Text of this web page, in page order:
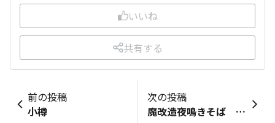
いいね
共有する
前の投稿
小樽
次の投稿
魔改造夜鳴きそば Ver.2.0